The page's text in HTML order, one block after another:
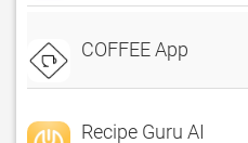
COFFEE App
Recipe Guru AI